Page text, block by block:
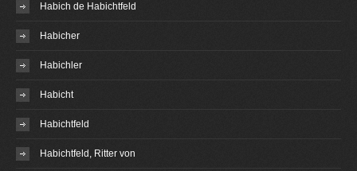
Habich de Habichtfeld
Habicher
Habichler
Habicht
Habichtfeld
Habichtfeld, Ritter von